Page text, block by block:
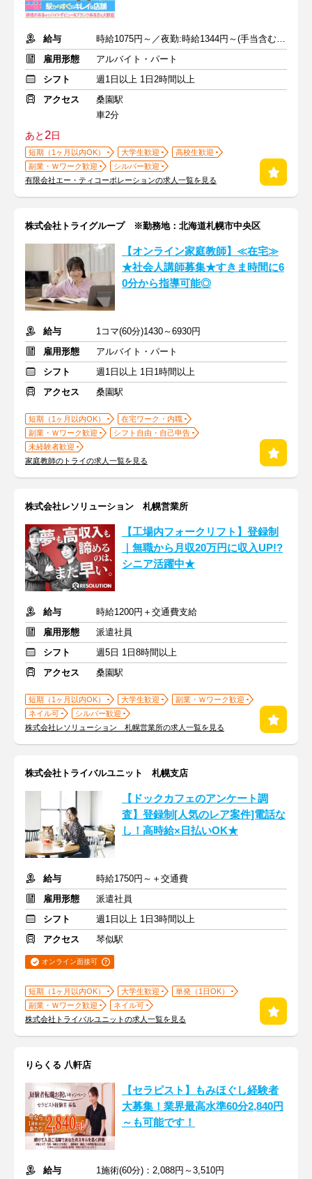
給与
時給1075円～／夜勤:時給1344円～(手当含む)+交通費規定支給
雇用形態
アルバイト・パート
シフト
週1日以上 1日2時間以上
アクセス
桑園駅
車2分
あと2日
短期（1ヶ月以内OK） 大学生歓迎
高校生歓迎
副業・Ｗワーク歓迎
シルバー歓迎
有限会社エー・ティコーポレーションの求人一覧を見る
株式会社トライグループ ※勤務地：北海道札幌市中央区
【オンライン家庭教師】≪在宅≫
★社会人講師募集★すきま時間に6
0分から指導可能◎
給与
1コマ(60分)1430～6930円
雇用形態
アルバイト・パート
シフト
週1日以上 1日1時間以上
アクセス
桑園駅
短期（1ヶ月以内OK）
在宅ワーク・内職
副業・Ｗワーク歓迎
シフト自由・自己申告
未経験者歓迎
家庭教師のトライの求人一覧を見る
株式会社レソリューション 札幌営業所
【工場内フォークリフト】登録制
｜無職から月収20万円に収入UP!?
シニア活躍中★
給与
時給1200円＋交通費支給
雇用形態
派遣社員
シフト
週5日 1日8時間以上
アクセス
桑園駅
短期（1ヶ月以内OK） 大学生歓迎
副業・Ｗワーク歓迎
ネイル可
シルバー歓迎
株式会社レソリューション 札幌営業所の求人一覧を見る
株式会社トライバルユニット 札幌支店
【ドックカフェのアンケート調
査】登録制[人気のレア案件]電話な
し！高時給×日払いOK★
給与
時給1750円～＋交通費
雇用形態
派遣社員
シフト
週1日以上 1日3時間以上
アクセス
琴似駅
オンライン面接可
短期（1ヶ月以内OK） 大学生歓迎
単発（1日OK）
副業・Ｗワーク歓迎
ネイル可
株式会社トライバルユニットの求人一覧を見る
りらくる 八軒店
【セラピスト】もみほぐし経験者
大募集！業界最高水準60分2,840円
～も可能です！
給与 1施術(60分)：2,088円～3,510円